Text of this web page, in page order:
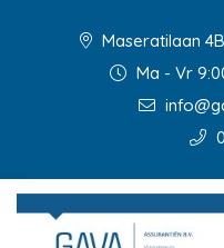
Maseratilaan
Ma - Vr